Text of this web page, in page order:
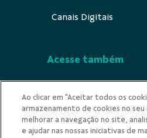
Canais Digitais
Acesse também
Indícios de Ilícitude
Ao clicar em "Aceitar todos os
armazenamento de cookies no
melhorar a navegação no site,
e ajudar nas nossas iniciativas de